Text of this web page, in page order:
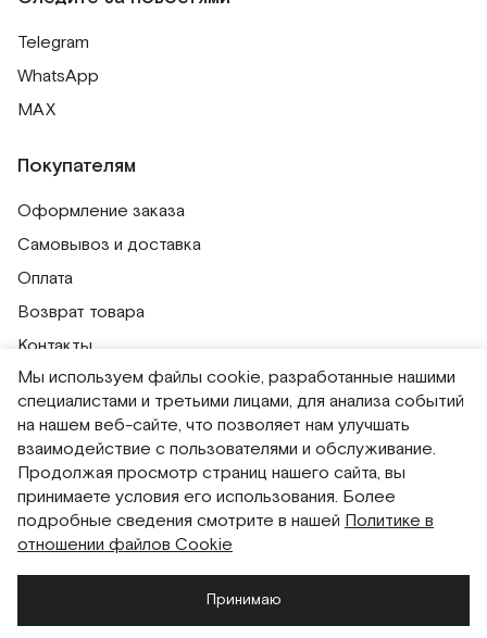
Telegram
WhatsApp
MAX
Покупателям
Оформление заказа
Самовывоз и доставка
Оплата
Возврат товара
Контакты
Публичная оферта
Политика обработки персональных данных
Политика использования сессионных файлов
Согласие на получение рассылок
Согласие на обработку персональных данных
Система привилегий
Мы используем файлы cookie, разработанные нашими
специалистами и третьими лицами, для анализа событий
на нашем веб-сайте, что позволяет нам улучшать
взаимодействие с пользователями и обслуживание.
Продолжая просмотр страниц нашего сайта, вы
принимаете условия его использования. Более
подробные сведения смотрите в нашей Политике в
отношении файлов Cookie
Принимаю